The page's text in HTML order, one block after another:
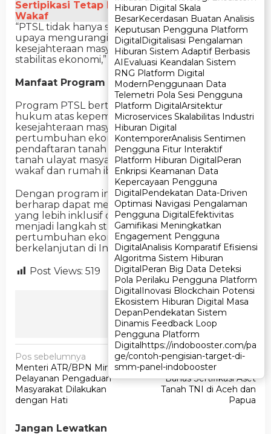
Hiburan Digital Skala
BesarKecerdasan Buatan Analisis
Keputusan Pengguna Platform
DigitalDigitalisasi Pengalaman
Hiburan Sistem Adaptif Berbasis
AIEvaluasi Keandalan Sistem
RNG Platform Digital
ModernPenggunaan Data
Telemetri Pola Sesi Pengguna
Platform DigitalArsitektur
Microservices Skalabilitas Industri
Hiburan Digital
KontemporerAnalisis Sentimen
Pengguna Fitur Interaktif
Platform Hiburan DigitalPeran
Enkripsi Keamanan Data
Kepercayaan Pengguna
DigitalPendekatan Data-Driven
Optimasi Navigasi Pengalaman
Pengguna DigitalEfektivitas
Gamifikasi Meningkatkan
Engagement Pengguna
DigitalAnalisis Komparatif Efisiensi
Algoritma Sistem Hiburan
DigitalPeran Big Data Deteksi
Pola Perilaku Pengguna Platform
DigitalInovasi Blockchain Potensi
Ekosistem Hiburan Digital Masa
DepanPendekatan Sistem
Dinamis Feedback Loop
Pengguna Platform
Digitalhttps://indobooster.com/pa
ge/contoh-pengisian-target-di-
smm-panel-indobooster
Hiburan Digital Skala
BesarKecerdasan Buatan Analisis
Keputusan Pengguna Platform
DigitalDigitalisasi Pengalaman
Hiburan Sistem Adaptif Berbasis
AIEvaluasi Keandalan Sistem
RNG Platform Digital
ModernPenggunaan Data
Telemetri Pola Sesi Pengguna
Platform DigitalArsitektur
Microservices Skalabilitas Industri
Hiburan Digital
KontemporerAnalisis Sentimen
Pengguna Fitur Interaktif
Platform Hiburan DigitalPeran
Enkripsi Keamanan Data
Kepercayaan Pengguna
DigitalPendekatan Data-Driven
Optimasi Navigasi Pengalaman
Pengguna DigitalEfektivitas
Gamifikasi Meningkatkan
Engagement Pengguna
DigitalAnalisis Komparatif Efisiensi
Algoritma Sistem Hiburan
DigitalPeran Big Data Deteksi
Pola Perilaku Pengguna Platform
DigitalInovasi Blockchain Potensi
Ekosistem Hiburan Digital Masa
DepanPendekatan Sistem
Dinamis Feedback Loop
Pengguna Platform
Digitalhttps://indobooster.com/pa
ge/contoh-pengisian-target-di-
smm-panel-indobooster
Sertipikasi Tetap Bisa Dilakukan Lewat Isbat
Wakaf
“PTSL tidak hanya soal legalisasi aset, tetapi juga
upaya mengurangi konflik tanah, mendorong
kesejahteraan masyarakat, dan meningkatkan
stabilitas ekonomi,” jelas Menteri Nusron.
Manfaat Program PTSL
Program PTSL bertujuan memberikan jaminan
hukum atas kepemilikan tanah, meningkatkan
kesejahteraan masyarakat, dan mendukung
pertumbuhan ekonomi nasional. Objek
pendaftaran tanah mencakup tanah individu,
tanah ulayat masyarakat adat, hingga tanah
wakaf dan rumah ibadah yang belum terdaftar.
Dengan program ini, Kementerian ATR/BPN
berharap dapat menciptakan sistem pertanahan
yang lebih inklusif dan berkeadilan, sekaligus
menjadi langkah strategis dalam mewujudkan
pertumbuhan ekonomi dan sosial yang
berkelanjutan di Indonesia. (REDAKSI)
Post Views: 519
Ikuti Kami
N
a
v
i
g
Pos sebelumnya
Menteri ATR/BPN Minta
Pelayanan Pengaduan
Masyarakat Dilakukan
dengan Hati
Pos berikutnya
Wamen ATR/Waka BPN
Bahas Sertifikasi Aset
Tanah TNI di Aceh dan
Papua
Jangan Lewatkan